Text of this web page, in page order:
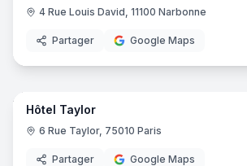
4 Rue Louis David, 11100 Narbonne
Partager Google Maps
Hôtel Taylor
6 Rue Taylor, 75010 Paris
Partager Google Maps